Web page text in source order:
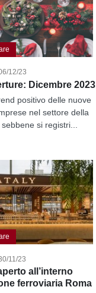
12/23
Dicembre 2023
positivo delle nuove
nel settore della
si registri...
11/23
all’interno
ferroviaria Roma